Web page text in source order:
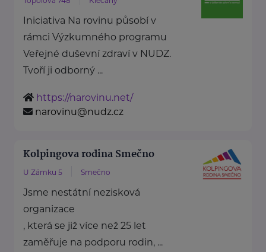
Iniciativa Na rovinu působí v
rámci Výzkumného programu
Veřejné duševní zdraví v NUDZ.
Tvoří ji odborný ...
https://narovinu.net/
narovinu@nudz.cz
Kolpingova rodina Smečno
U Zámku 5 Smečno
Jsme nestátní nezisková
organizace
, která se již více než 25 let
zaměřuje na podporu rodin, ...